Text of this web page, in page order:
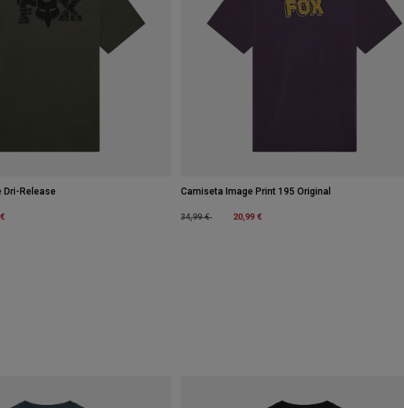
Dri-Release Camiseta Image Print 195 Original
Price reduced from
34,99 €to 20,99 €